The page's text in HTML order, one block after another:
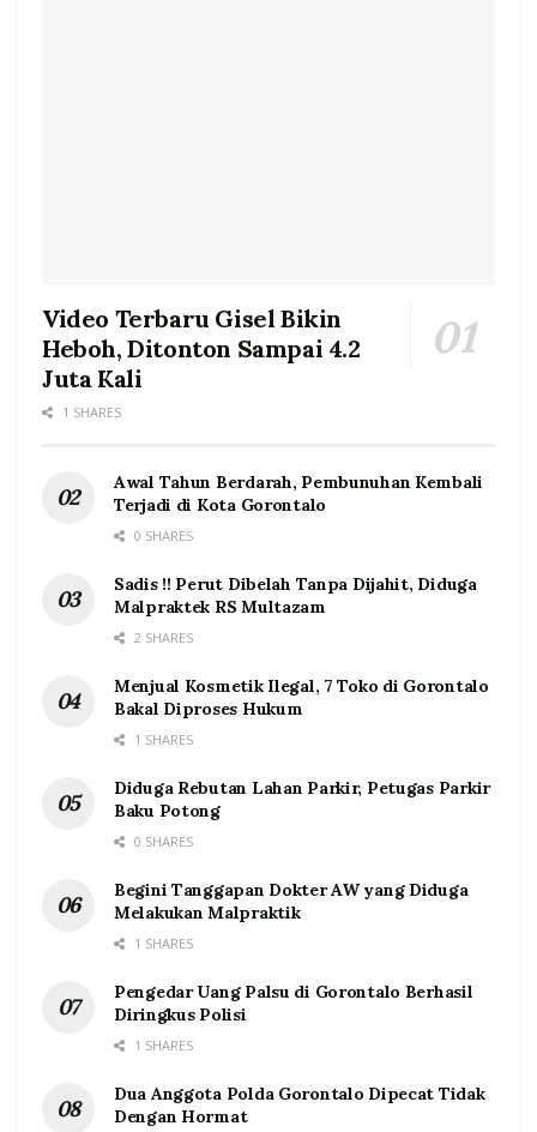
Video Terbaru Gisel Bikin
Heboh, Ditonton Sampai 4.2
Juta Kali
1 SHARES
Awal Tahun Berdarah, Pembunuhan Kembali
Terjadi di Kota Gorontalo
0 SHARES
Sadis !! Perut Dibelah Tanpa Dijahit, Diduga
Malpraktek RS Multazam
2 SHARES
Menjual Kosmetik Ilegal, 7 Toko di Gorontalo
Bakal Diproses Hukum
1 SHARES
Diduga Rebutan Lahan Parkir, Petugas Parkir
Baku Potong
0 SHARES
Begini Tanggapan Dokter AW yang Diduga
Melakukan Malpraktik
1 SHARES
Pengedar Uang Palsu di Gorontalo Berhasil
Diringkus Polisi
1 SHARES
Dua Anggota Polda Gorontalo Dipecat Tidak
Dengan Hormat